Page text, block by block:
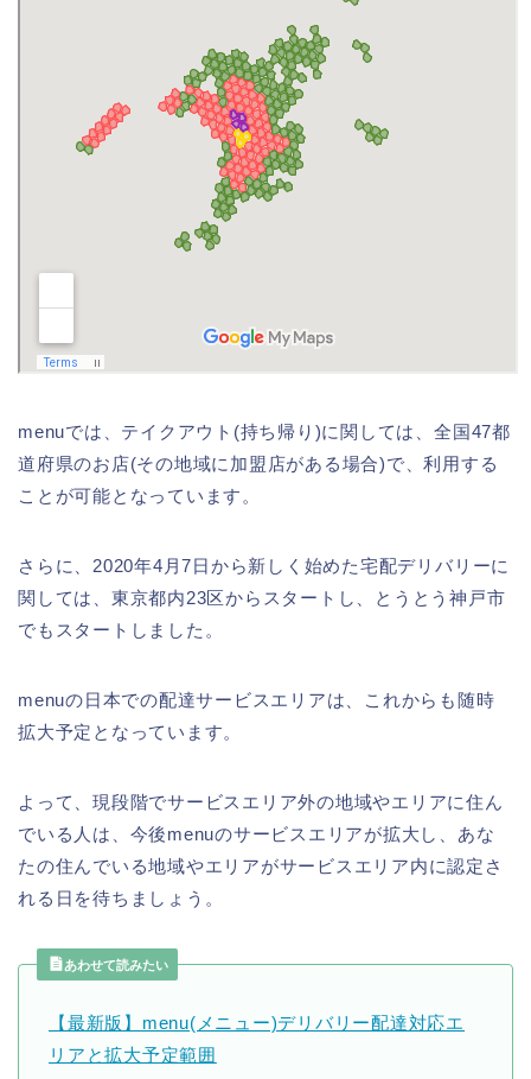
menuでは、テイクアウト(持ち帰り)に関しては、全国47都
道府県のお店(その地域に加盟店がある場合)で、利用する
ことが可能となっています。
さらに、2020年4月7日から新しく始めた宅配デリバリーに
関しては、東京都内23区からスタートし、とうとう神戸市
でもスタートしました。
menuの日本での配達サービスエリアは、これからも随時
拡大予定となっています。
よって、現段階でサービスエリア外の地域やエリアに住ん
でいる人は、今後menuのサービスエリアが拡大し、あな
たの住んでいる地域やエリアがサービスエリア内に認定さ
れる日を待ちましょう。
あわせて読みたい
【最新版】menu(メニュー)デリバリー配達対応エ
リアと拡大予定範囲